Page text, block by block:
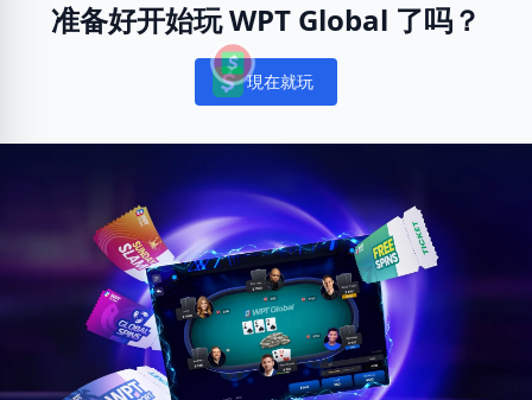
准备好开始玩 WPT Global 了吗？
Notifications
現在就玩